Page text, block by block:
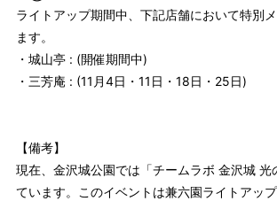
ライトアップ期間中、下記店舗において特別
ます。
・城山亭 : (開催期間中)
・三芳庵 : (11月4日・11日・18日・25日)
【備考】
現在、金沢城公園では「チームラボ 金沢城 光
ています。このイベントは兼六園ライトアッ